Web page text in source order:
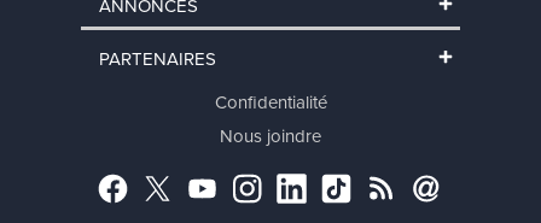
ANNONCES
PARTENAIRES
Confidentialité
Nous joindre
Facebook
TwitterYouTubeInstagram
LinkedInTikTokRSS Abonnement